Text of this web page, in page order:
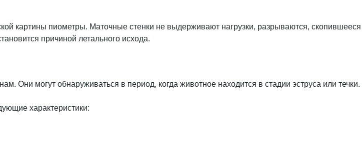
картины пиометры. Маточные стенки не выдерживают нагрузки, разрываются, скопившееся
причиной летального исхода.
Они могут обнаруживаться в период, когда животное находится в стадии эструса или течки.
характеристики: